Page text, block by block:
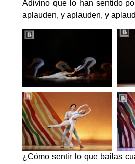
Adivino que lo han sentido
aplauden, y aplauden, y
¿Cómo sentir lo que bailas